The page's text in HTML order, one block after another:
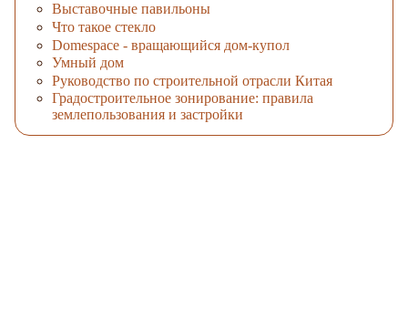
Выставочные павильоны
Что такое стекло
Domespace - вращающийся дом-купол
Умный дом
Руководство по строительной отрасли Китая
Градостроительное зонирование: правила
землепользования и застройки